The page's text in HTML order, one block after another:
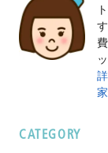
CATEGORY